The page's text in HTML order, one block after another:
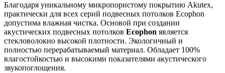
Благодаря уникальному микропористому покрытию Akutex,
практически для всех серий подвесных потолков Ecophon
допустима влажная чистка. Основой при создании
акустических подвесных потолков Ecophon является
стекловолокно высокой плотности. Экологичный и
полностью перерабатываемый материал. Обладает 100%
влагостойкостью и высокими показателями акустического
звукопоглощения.